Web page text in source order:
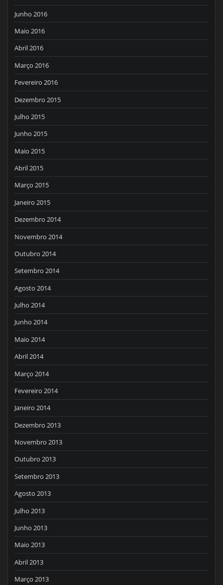
Junho 2016
Maio 2016
Abril 2016
Março 2016
Fevereiro 2016
Dezembro 2015
Julho 2015
Junho 2015
Maio 2015
Abril 2015
Março 2015
Janeiro 2015
Dezembro 2014
Novembro 2014
Outubro 2014
Setembro 2014
Agosto 2014
Julho 2014
Junho 2014
Maio 2014
Abril 2014
Março 2014
Fevereiro 2014
Janeiro 2014
Dezembro 2013
Novembro 2013
Outubro 2013
Setembro 2013
Agosto 2013
Julho 2013
Junho 2013
Maio 2013
Abril 2013
Março 2013